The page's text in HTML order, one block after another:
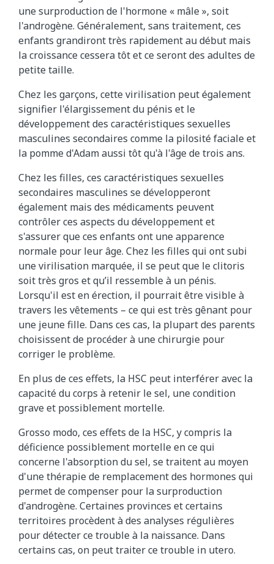
une surproduction de l'hormone « mâle », soit
l'androgène. Généralement, sans traitement, ces
enfants grandiront très rapidement au début mais
la croissance cessera tôt et ce seront des adultes de
petite taille.
Chez les garçons, cette virilisation peut également
signifier l'élargissement du pénis et le
développement des caractéristiques sexuelles
masculines secondaires comme la pilosité faciale et
la pomme d'Adam aussi tôt qu'à l'âge de trois ans.
Chez les filles, ces caractéristiques sexuelles
secondaires masculines se développeront
également mais des médicaments peuvent
contrôler ces aspects du développement et
s'assurer que ces enfants ont une apparence
normale pour leur âge. Chez les filles qui ont subi
une virilisation marquée, il se peut que le clitoris
soit très gros et qu’il ressemble à un pénis.
Lorsqu'il est en érection, il pourrait être visible à
travers les vêtements – ce qui est très gênant pour
une jeune fille. Dans ces cas, la plupart des parents
choisissent de procéder à une chirurgie pour
corriger le problème.
En plus de ces effets, la HSC peut interférer avec la
capacité du corps à retenir le sel, une condition
grave et possiblement mortelle.
Grosso modo, ces effets de la HSC, y compris la
déficience possiblement mortelle en ce qui
concerne l'absorption du sel, se traitent au moyen
d'une thérapie de remplacement des hormones qui
permet de compenser pour la surproduction
d'androgène. Certaines provinces et certains
territoires procèdent à des analyses régulières
pour détecter ce trouble à la naissance. Dans
certains cas, on peut traiter ce trouble in utero.